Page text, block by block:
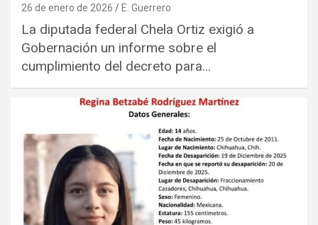
26 de enero de 2026 E. Guerrero
La diputada federal Chela Ortiz exigió a
Gobernación un informe sobre el
cumplimiento del decreto para…